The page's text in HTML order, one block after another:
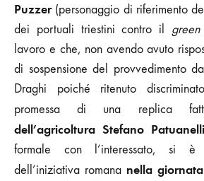
Puzzer(personaggio di riferimento
dei portuali triestini contro il green
lavoro e che, non avendo avuto
di sospensione del provvedimento
Draghi poiché ritenuto
promessa di una replica
dell’agricoltura Stefano Patuanelli
formale con l’interessato, si è
dell’iniziativa romana nella